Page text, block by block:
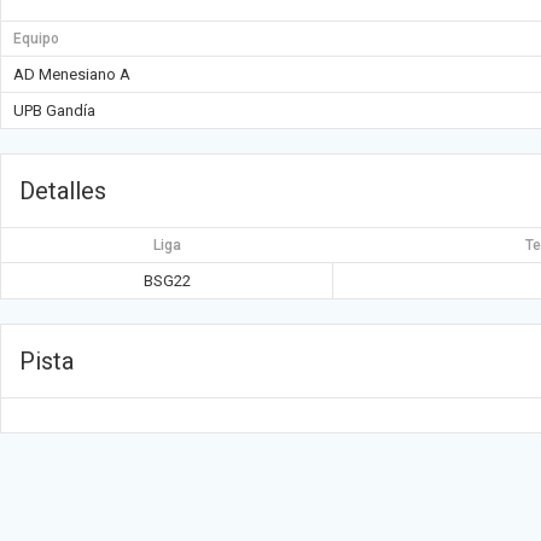
Equipo
AD Menesiano A
UPB Gandía
Detalles
Liga
BSG22
Pista